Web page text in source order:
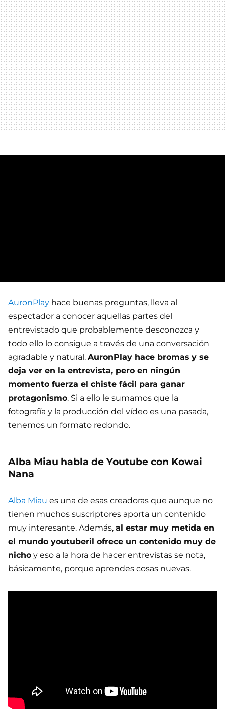
AuronPlay hace buenas preguntas, lleva al
espectador a conocer aquellas partes del
entrevistado que probablemente desconozca y
todo ello lo consigue a través de una conversación
agradable y natural. AuronPlay hace bromas y se
deja ver en la entrevista, pero en ningún
momento fuerza el chiste fácil para ganar
protagonismo. Si a ello le sumamos que la
fotografía y la producción del vídeo es una pasada,
tenemos un formato redondo.
Alba Miau habla de Youtube con Kowai
Nana
Alba Miau es una de esas creadoras que aunque no
tienen muchos suscriptores aporta un contenido
muy interesante. Además, al estar muy metida en
el mundo youtuberil ofrece un contenido muy de
nicho y eso a la hora de hacer entrevistas se nota,
básicamente, porque aprendes cosas nuevas.